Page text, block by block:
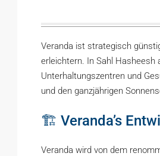
Veranda ist strategisch
erleichtern. In Sahl Hasheesh
Unterhaltungszentren und
und den ganzjährigen
🏗️ Veranda’s
Veranda wird von dem